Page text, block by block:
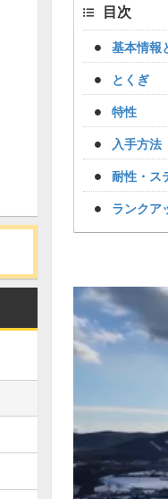
目次
基本情報
とくぎ
特性
入手方法
耐性・ス
ランクア